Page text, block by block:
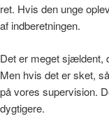
ret. Hvis den unge
af indberetningen.
Det er meget sjældent,
Men hvis det er sket,
på vores supervision.
dygtigere.